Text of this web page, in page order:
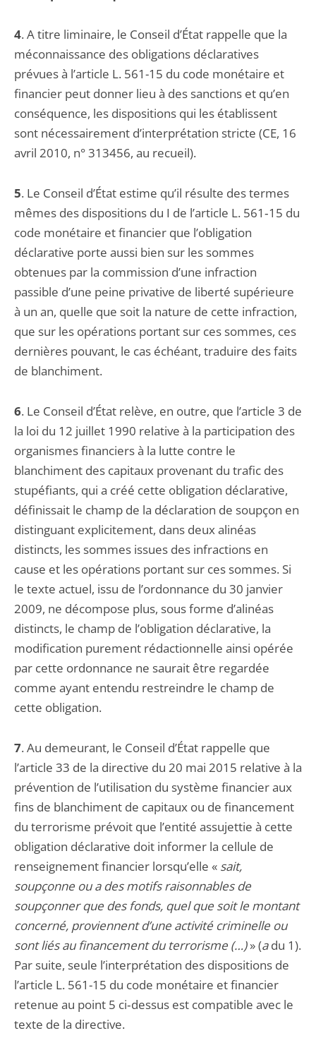
4. A titre liminaire, le Conseil d’État rappelle que la
méconnaissance des obligations déclaratives
prévues à l’article L. 561-15 du code monétaire et
financier peut donner lieu à des sanctions et qu’en
conséquence, les dispositions qui les établissent
sont nécessairement d’interprétation stricte (CE, 16
avril 2010, n° 313456, au recueil).
5. Le Conseil d’État estime qu’il résulte des termes
mêmes des dispositions du I de l’article L. 561‑15 du
code monétaire et financier que l’obligation
déclarative porte aussi bien sur les sommes
obtenues par la commission d’une infraction
passible d’une peine privative de liberté supérieure
à un an, quelle que soit la nature de cette infraction,
que sur les opérations portant sur ces sommes, ces
dernières pouvant, le cas échéant, traduire des faits
de blanchiment.
6. Le Conseil d’État relève, en outre, que l’article 3 de
la loi du 12 juillet 1990 relative à la participation des
organismes financiers à la lutte contre le
blanchiment des capitaux provenant du trafic des
stupéfiants, qui a créé cette obligation déclarative,
définissait le champ de la déclaration de soupçon en
distinguant explicitement, dans deux alinéas
distincts, les sommes issues des infractions en
cause et les opérations portant sur ces sommes. Si
le texte actuel, issu de l’ordonnance du 30 janvier
2009, ne décompose plus, sous forme d’alinéas
distincts, le champ de l’obligation déclarative, la
modification purement rédactionnelle ainsi opérée
par cette ordonnance ne saurait être regardée
comme ayant entendu restreindre le champ de
cette obligation.
7. Au demeurant, le Conseil d’État rappelle que
l’article 33 de la directive du 20 mai 2015 relative à la
prévention de l’utilisation du système financier aux
fins de blanchiment de capitaux ou de financement
du terrorisme prévoit que l’entité assujettie à cette
obligation déclarative doit informer la cellule de
renseignement financier lorsqu’elle « sait,
soupçonne ou a des motifs raisonnables de
soupçonner que des fonds, quel que soit le montant
concerné, proviennent d’une activité criminelle ou
sont liés au financement du terrorisme (…)» (adu 1).
Par suite, seule l’interprétation des dispositions de
l’article L. 561-15 du code monétaire et financier
retenue au point 5 ci‑dessus est compatible avec le
texte de la directive.